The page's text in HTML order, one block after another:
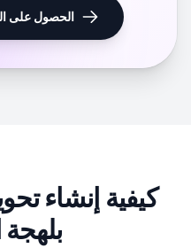
الحصول على
كيفية إنشاء
بلهجة